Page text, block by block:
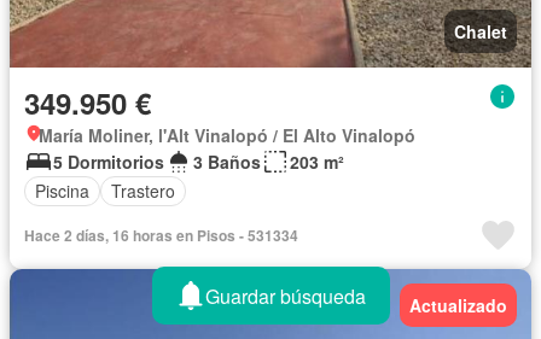
Chalet
349.950 €
María Moliner, l'Alt Vinalopó / El Alto Vinalopó
5 Dormitorios
3 Baños
203 m²
Piscina
Trastero
Hace 2 días, 16 horas en Pisos - 531334
Actualizado
Guardar búsqueda